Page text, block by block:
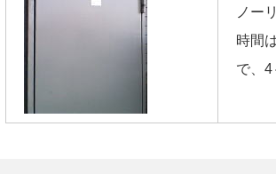
ノー
時間
で、4